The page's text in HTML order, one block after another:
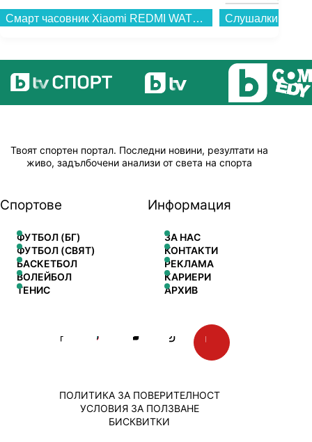
Твоят спортен портал. Последни новини, резултати на
живо, задълбочени анализи от света на спорта
Спортове
ФУТБОЛ (БГ)
ФУТБОЛ (СВЯТ)
БАСКЕТБОЛ
ВОЛЕЙБОЛ
ТЕНИС
Информация
ЗА НАС
КОНТАКТИ
РЕКЛАМА
КАРИЕРИ
АРХИВ
ПОЛИТИКА ЗА ПОВЕРИТЕЛНОСТ
УСЛОВИЯ ЗА ПОЛЗВАНЕ
БИСКВИТКИ